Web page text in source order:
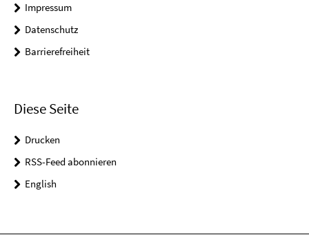
Impressum
Datenschutz
Barrierefreiheit
Diese Seite
Drucken
RSS-Feed abonnieren
English